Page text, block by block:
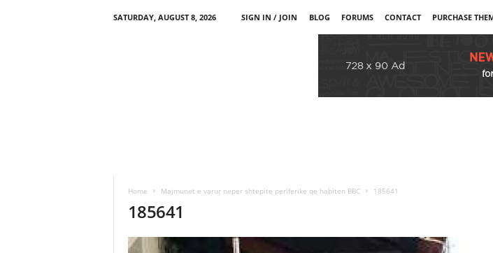
SATURDAY, AUGUST 8, 2026 SIGN IN / JOIN BLOG FORUMS CONTACT PURCHASE
Home Majmunet e varur neper shtepite periferike qe habiten BBC 185641
185641